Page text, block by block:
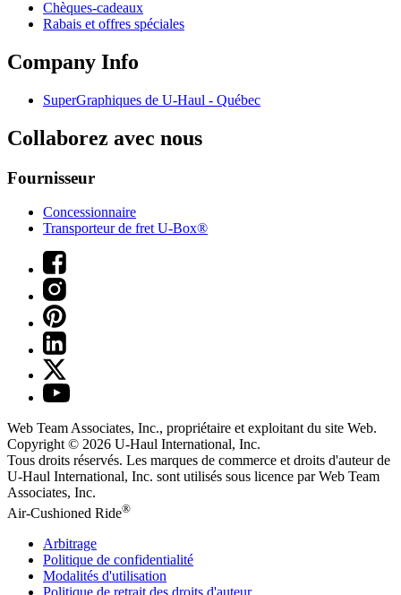
Chèques-cadeaux
Rabais et offres spéciales
Company Info
SuperGraphiques de U-Haul - Québec
Collaborez avec nous
Fournisseur
Concessionnaire
Transporteur de fret U-Box®
Web Team Associates, Inc., propriétaire et exploitant du site Web.
Copyright © 2026 U-Haul International, Inc.
Tous droits réservés. Les marques de commerce et droits d'auteur de
U-Haul International, Inc. sont utilisés sous licence par Web Team
Associates, Inc.
Air-Cushioned Ride®
Arbitrage
Politique de confidentialité
Modalités d'utilisation
Politique de retrait des droits d'auteur